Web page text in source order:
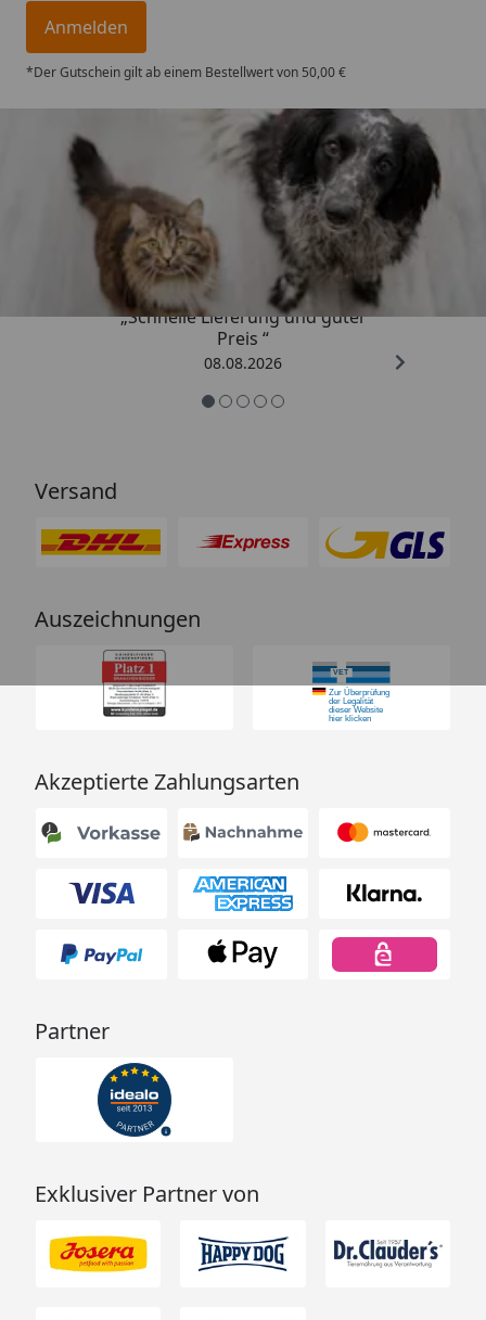
Anmelden
*Der Gutschein gilt ab einem Bestellwert von 50,00 €
Trusted Shops
4,73/ 5
„Schnelle Lieferung und guter
Preis “
08.08.2026
Versand
Auszeichnungen
Akzeptierte Zahlungsarten
Partner
Exklusiver Partner von